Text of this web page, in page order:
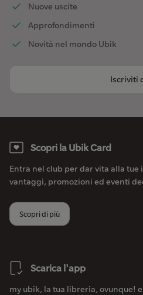
Nuove uscite
Approfondimenti
Novità nel mondo Ubik
Iscriviti
Scopri la Ubik Card
Entra nel club per dar vita alla tue
vantaggi, promozioni ed eventi
Scopri di più
Scarica l'app
my ubik, la tua libreria, ovunque!